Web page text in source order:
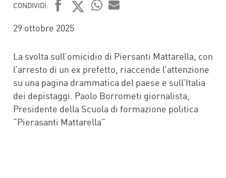
CONDIVIDI:
FACEBOOK
TWITTER
29 ottobre 2025
La svolta sull’omicidio di Piersanti Mattarella, con
l’arresto di un ex prefetto, riaccende l’attenzione
su una pagina drammatica del paese e sull’Italia
dei depistaggi. Paolo Borrometi giornalista,
Presidente della Scuola di formazione politica
“Pierasanti Mattarella”